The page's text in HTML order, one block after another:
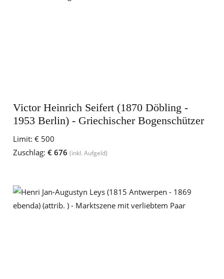
Victor Heinrich Seifert (1870 Döbling -
1953 Berlin) - Griechischer Bogenschützer
Limit: € 500
Zuschlag: € 676 (inkl. Aufgeld)